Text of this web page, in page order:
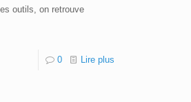
outils, on retrouve
0 Lire plus